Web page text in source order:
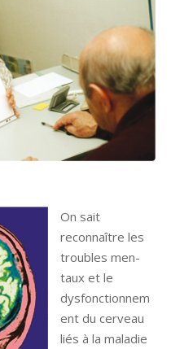
On sait
reconnaître les
troubles men-
taux et le
dysfonctionnem
ent du cerveau
liés à la maladie